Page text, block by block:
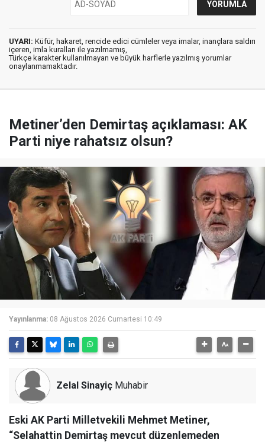
UYARI: Küfür, hakaret, rencide edici cümleler veya imalar, inançlara saldırı
içeren, imla kuralları ile yazılmamış,
Türkçe karakter kullanılmayan ve büyük harflerle yazılmış yorumlar
onaylanmamaktadır.
Metiner’den Demirtaş açıklaması: AK
Parti niye rahatsız olsun?
Yayınlanma: 08 Ağustos 2026 Cumartesi 10:49
Zelal Sinayiç Muhabir
Eski AK Parti Milletvekili Mehmet Metiner,
“Selahattin Demirtaş mevcut düzenlemeden